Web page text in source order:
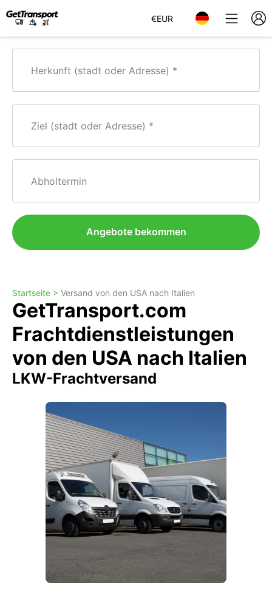
€EUR
Herkunft (stadt oder Adresse)
Ziel (stadt oder Adresse)
Abholtermin
Angebote bekommen
Startseite > Versand von den USA nach Italien
GetTransport.com
Frachtdienstleistungen
von den USA nach Italien
LKW-Frachtversand